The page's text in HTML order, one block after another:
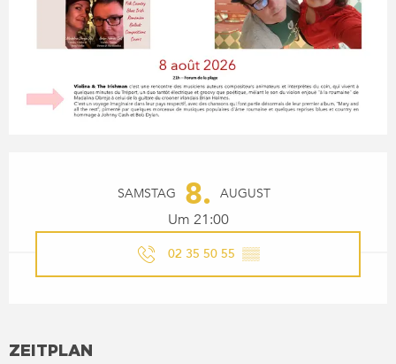
SAMSTAG 8. AUGUST
Um 21:00
02 35 50 55 ▒▒
ZEITPLAN